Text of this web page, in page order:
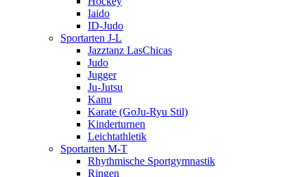
Iaido
ID-Judo
Sportarten J-L
Jazztanz LasChicas
Judo
Jugger
Ju-Jutsu
Kanu
Karate (GoJu-Ryu Stil)
Kinderturnen
Leichtathletik
Sportarten M-T
Rhythmische Sportgymnastik
Ringen